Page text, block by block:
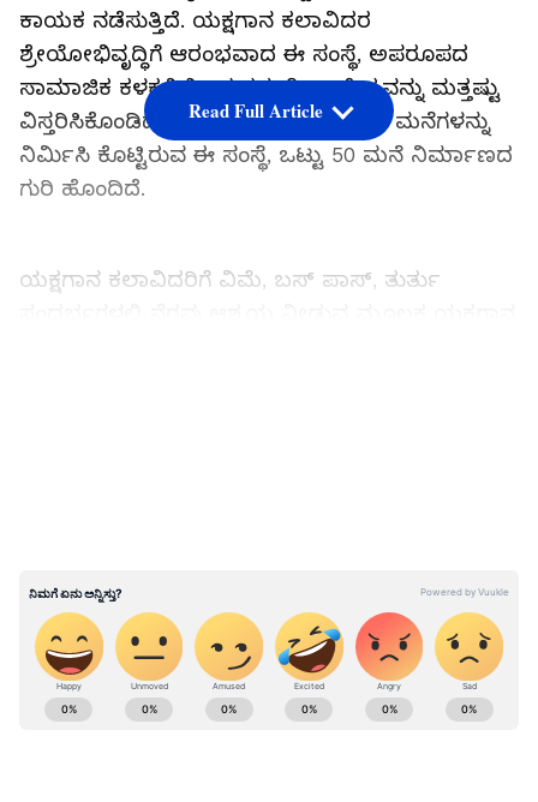
ಕಾಯಕ ನಡೆಸುತ್ತಿದೆ. ಯಕ್ಷಗಾನ ಕಲಾವಿದರ
ಶ್ರೇಯೋಭಿವೃದ್ಧಿಗೆ ಆರಂಭವಾದ ಈ ಸಂಸ್ಥೆ, ಅಪರೂಪದ
ಸಾಮಾಜಿಕ ಕಳಕಳಿಯಿಂದ ತನ್ನ ಸೇವಾ ಕ್ಷೇತ್ರವನ್ನು ಮತ್ತಷ್ಟು
ವಿಸ್ತರಿಸಿಕೊಂಡಿದೆ. ಈವರೆಗೆ ಬಡ ಮಕ್ಕಳಿಗೆ 36 ಮನೆಗಳನ್ನು
ನಿರ್ಮಿಸಿ ಕೊಟ್ಟಿರುವ ಈ ಸಂಸ್ಥೆ, ಒಟ್ಟು 50 ಮನೆ ನಿರ್ಮಾಣದ
ಗುರಿ ಹೊಂದಿದೆ.
ಯಕ್ಷಗಾನ ಕಲಾವಿದರಿಗೆ ವಿಮೆ, ಬಸ್ ಪಾಸ್, ತುರ್ತು
Read Full Article
ABOUT THE AUTHOR